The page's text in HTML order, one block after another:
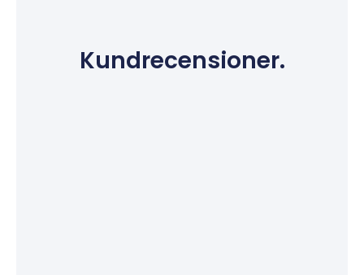
Kundrecensioner.